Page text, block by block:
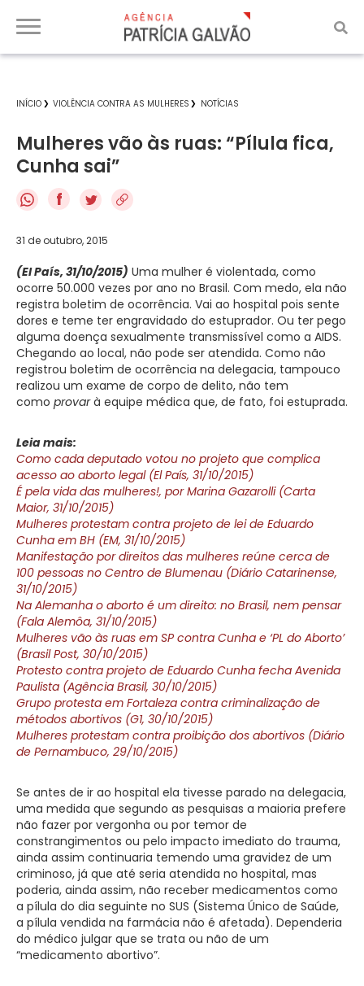
INÍCIO VIOLÊNCIA CONTRA AS MULHERES NOTÍCIAS
Mulheres vão às ruas: “Pílula fica,
Cunha sai”
f
31 de outubro, 2015
(El País, 31/10/2015) Uma mulher é violentada, como
ocorre 50.000 vezes por ano no Brasil. Com medo, ela não
registra boletim de ocorrência. Vai ao hospital pois sente
dores e teme ter engravidado do estuprador. Ou ter pego
alguma doença sexualmente transmissível como a AIDS.
Chegando ao local, não pode ser atendida. Como não
registrou boletim de ocorrência na delegacia, tampouco
realizou um exame de corpo de delito, não tem
como provarà equipe médica que, de fato, foi estuprada.
Leia mais:
Como cada deputado votou no projeto que complica
acesso ao aborto legal (El País, 31/10/2015)
É pela vida das mulheres!, por Marina Gazarolli (Carta
Maior, 31/10/2015)
Mulheres protestam contra projeto de lei de Eduardo
Cunha em BH (EM, 31/10/2015)
Manifestação por direitos das mulheres reúne cerca de
100 pessoas no Centro de Blumenau (Diário Catarinense,
31/10/2015)
Na Alemanha o aborto é um direito: no Brasil, nem pensar
(Fala Alemôa, 31/10/2015)
Mulheres vão às ruas em SP contra Cunha e ‘PL do Aborto’
(Brasil Post, 30/10/2015)
Protesto contra projeto de Eduardo Cunha fecha Avenida
Paulista (Agência Brasil, 30/10/2015)
Grupo protesta em Fortaleza contra criminalização de
métodos abortivos (G1, 30/10/2015)
Mulheres protestam contra proibição dos abortivos (Diário
de Pernambuco, 29/10/2015)
Se antes de ir ao hospital ela tivesse parado na delegacia,
uma medida que segundo as pesquisas a maioria prefere
não fazer por vergonha ou por temor de
constrangimentos ou pelo impacto imediato do trauma,
ainda assim continuaria temendo uma gravidez de um
criminoso, já que até seria atendida no hospital, mas
poderia, ainda assim, não receber medicamentos como
a pílula do dia seguinte no SUS (Sistema Único de Saúde,
a pílula vendida na farmácia não é afetada). Dependeria
do médico julgar que se trata ou não de um
“medicamento abortivo”.